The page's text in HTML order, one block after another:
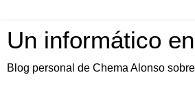
Un informático
Blog personal de Chema Alonso